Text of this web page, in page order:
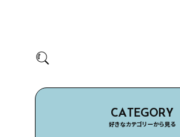
CATEGORY
好きなカテゴリーから見る